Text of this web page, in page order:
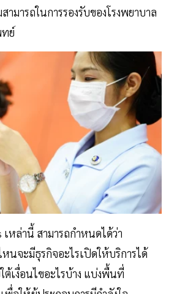
ามารถในการรองรับของโรงพยาบาล
ย์
หล่านี้ สามารถกำหนดได้ว่า
นจะมีธุรกิจอะไรเปิดให้บริการได้
ต้เงื่อนไขอะไรบ้าง แบ่งพื้นที่